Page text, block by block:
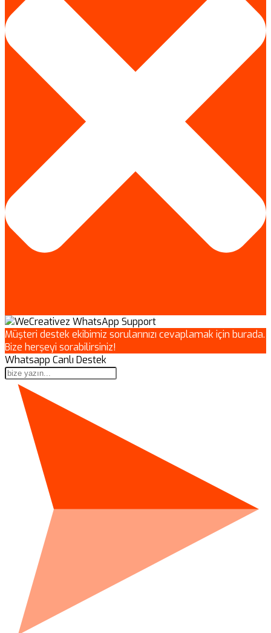
Müşteri destek ekibimiz sorularınızı cevaplamak için burada.
Bize herşeyi sorabilirsiniz!
Whatsapp Canlı Destek